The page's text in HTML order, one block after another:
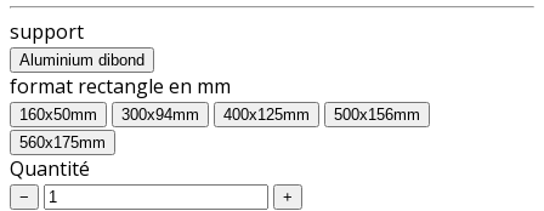
support
Aluminium dibond
format rectangle en mm
160x50mm 300x94mm 400x125mm
500x156mm
560x175mm
Quantité
− +